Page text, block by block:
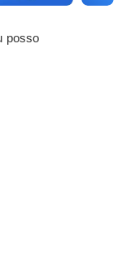
posso